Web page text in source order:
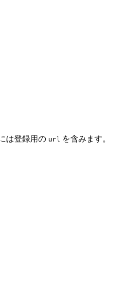
は登録用の url を含みます。